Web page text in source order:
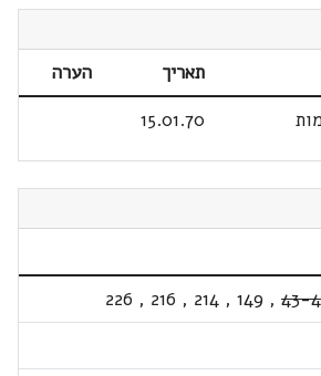
תאריך
הערה
15.01.70
43-
,
149
,
214
,
216
,
226